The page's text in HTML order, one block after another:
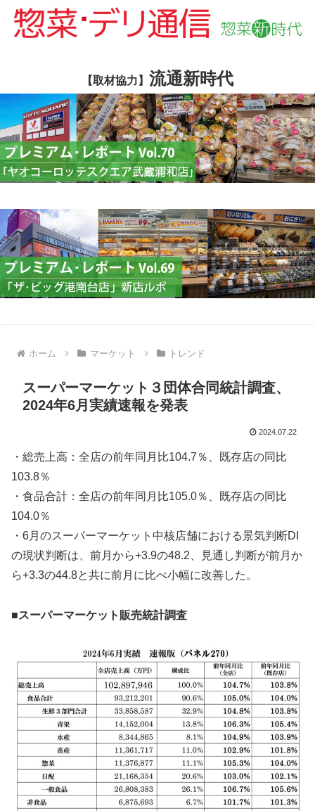
【取材協力】 流通新時代
ホーム マーケット トレンド
スーパーマーケット３団体合同統計調査、
2024年6月実績速報を発表
2024.07.22
・総売上高：全店の前年同月比104.7％、既存店の同比
103.8％
・食品合計：全店の前年同月比105.0％、既存店の同比
104.0％
・6月のスーパーマーケット中核店舗における景気判断DI
の現状判断は、前月から+3.9の48.2、見通し判断が前月か
ら+3.3の44.8と共に前月に比べ小幅に改善した。
■スーパーマーケット販売統計調査